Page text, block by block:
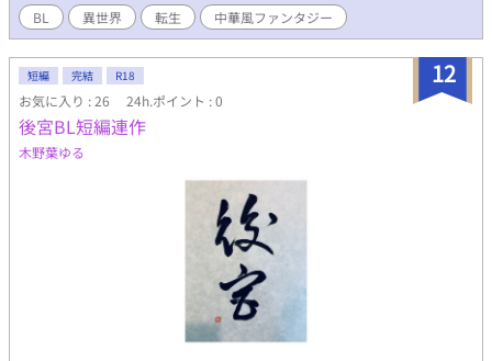
その世界へ転生していた。 しかも、主人公の少女が死んだ二十五
年後の世界に。 その世界では、土、金、水、火、緑、人々はどれ
かの能力を持ち、それを戦や生活に役立てていた。 俺は超美貌の
宦官、玄 思恭に転生していた。しかも、あまりに美しすぎるせ
いか去勢されずに後宮入りを果たしていた。 とりあえず水属性ら
しいので能力を磨くことにするが…？ 「へ？お前、西方にいらっ
しゃる第四皇子のお付きになるって採用試験申し込んでただ
ろ？」 「…………そうなの？」 さっそく都を離れて遠く離れた地
へ向かうこととなり…！？ 果たして愚鈍と噂の第四王子はどんな
人物なのか。 「ようこそ。よろしくね？」 「あれ、お前、生きて
たんだ？」 実は超腹黒……！？ ※皇子×宦官 ※R-18要素は少し
BL 異世界 転生 中華風ファンタジー
12
短編 完結 R18
お気に入り : 26 24h.ポイント : 0
後宮BL短編連作
木野葉ゆる